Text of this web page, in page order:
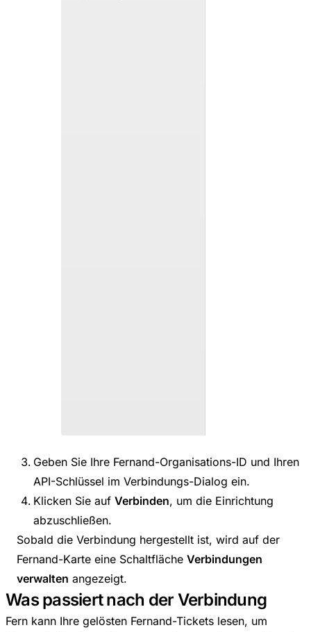
Geben Sie Ihre Fernand-Organisations-ID und Ihren
API-Schlüssel im Verbindungs-Dialog ein.
Klicken Sie auf Verbinden, um die Einrichtung
abzuschließen.
Sobald die Verbindung hergestellt ist, wird auf der
Fernand-Karte eine Schaltfläche Verbindungen
verwalten angezeigt.
Was passiert nach der Verbindung
Fern kann Ihre gelösten Fernand-Tickets lesen, um